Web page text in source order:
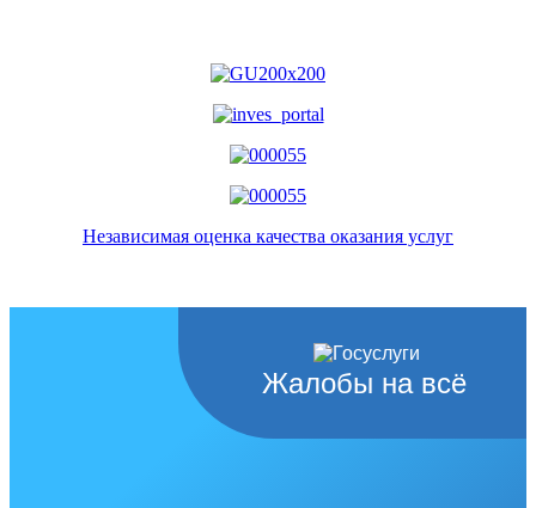
Независимая оценка качества оказания услуг
Жалобы на всё